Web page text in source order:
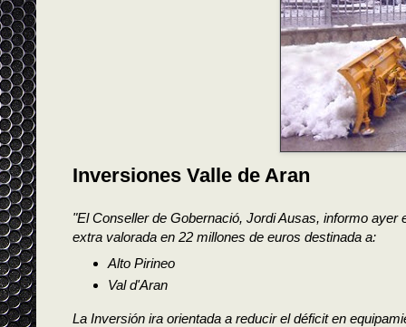
Inversiones Valle de Aran
"El Conseller de Gobernació, Jordi Ausas, informo
extra valorada en 22 millones de euros destinada a:
Alto Pirineo
Val d'Aran
La Inversión ira orientada a reducir el déficit en